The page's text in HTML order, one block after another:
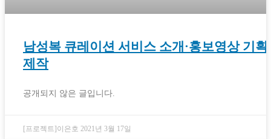
남성복 큐레이션 서비스 소개·홍보영상 기획
제작
공개되지 않은 글입니다.
[프로젝트]이은호 2021년 3월 17일